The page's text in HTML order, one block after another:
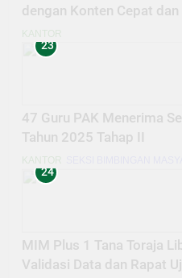
dengan Konten Cepat
KANTOR
23
47 Guru PAK Menerima
Tahun 2025 Tahap II
KANTOR
24
MIM Plus 1 Tana Toraja
Validasi Data dan Rapat